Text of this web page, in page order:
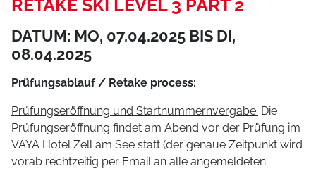
RETAKE SKI LEVEL 3 PART 2
DATUM: MO, 07.04.2025 BIS DI,
08.04.2025
Prüfungsablauf / Retake process:
Prüfungseröffnung und Startnummernvergabe: Die
Prüfungseröffnung findet am Abend vor der Prüfung im
VAYA Hotel Zell am See statt (der genaue Zeitpunkt wird
vorab rechtzeitig per Email an alle angemeldeten